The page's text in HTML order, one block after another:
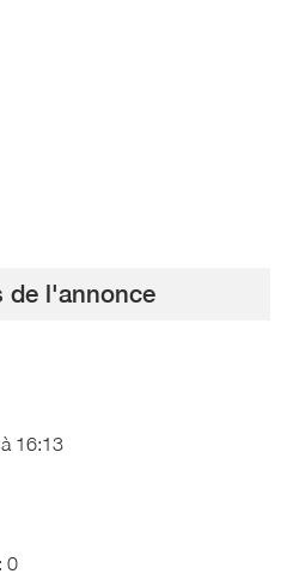
de l'annonce
16:13
0